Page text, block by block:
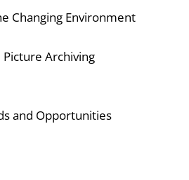
Changing Environment
Archiving
and Opportunities